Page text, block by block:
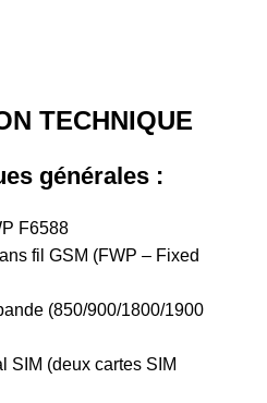
TECHNIQUE
générales :
F6588
fil GSM (FWP – Fixed
(850/900/1800/1900
SIM (deux cartes SIM